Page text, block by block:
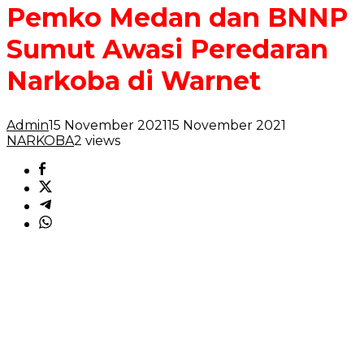
Pemko Medan dan BNNP
Sumut Awasi Peredaran
Narkoba di Warnet
Admin15 November 202115 November 2021
NARKOBA2 views